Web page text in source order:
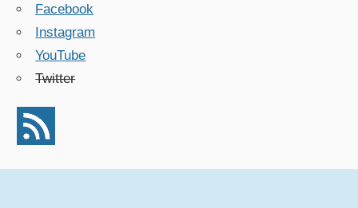
Facebook
Instagram
YouTube
Twitter